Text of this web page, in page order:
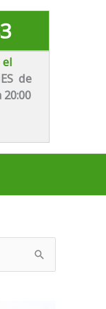
de
20:00